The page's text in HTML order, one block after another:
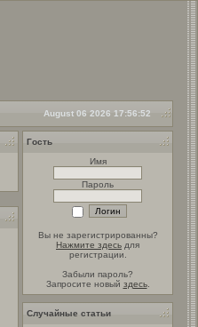
August 06 2026 17:56:52
Гость
Имя
Пароль
Вы не зарегистрированны?
Нажмите здесь для
регистрации.
Забыли пароль?
Запросите новый здесь.
Случайные статьи